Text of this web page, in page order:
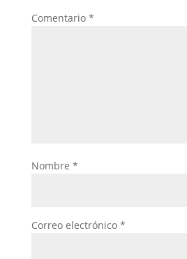
Comentario *
Nombre *
Correo electrónico *